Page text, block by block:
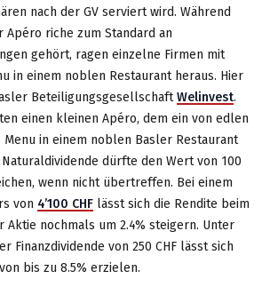
nach der GV serviert wird. Während
Apéro riche zum Standard an
gehört, ragen einzelne Firmen mit
in einem noblen Restaurant heraus. Hier
BeteiligungsgesellschaftWelinvest.
einen kleinen Apéro, dem ein von edlen
in einem noblen Basler Restaurant
dürfte den Wert von 100
wenn nicht übertreffen. Bei einem
von 4’100 CHF lässt sich die Rendite beim
Aktie nochmals um 2.4% steigern. Unter
Finanzdividende von 250 CHF lässt sich
bis zu 8.5% erzielen.